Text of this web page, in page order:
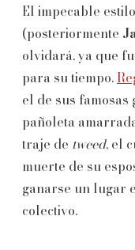
El impecable
(posteriormente
olvidará, ya que
para su tiempo.
el de sus
pañoleta
traje de tweed, el
muerte de su
ganarse un lugar
colectivo.